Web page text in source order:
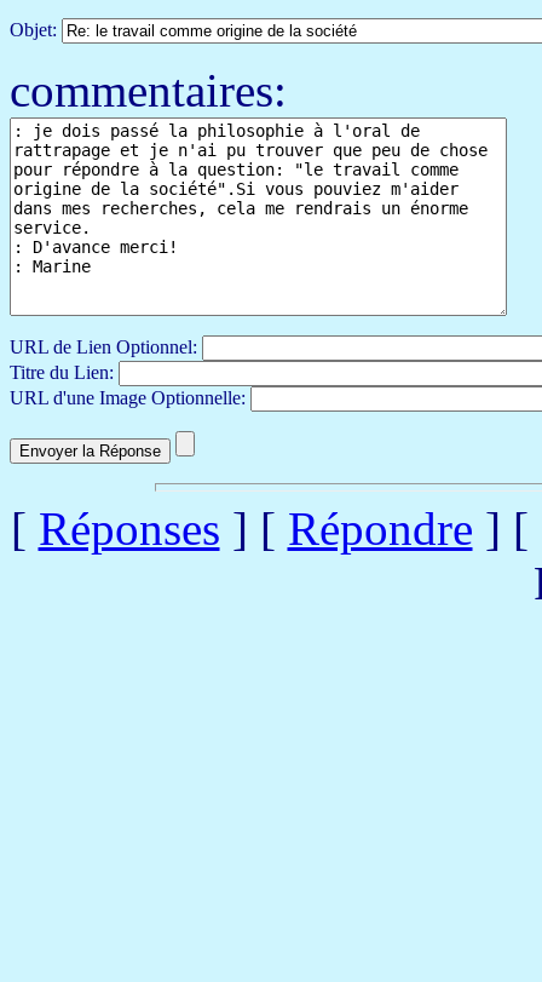
Objet:
commentaires:
URL de Lien Optionnel:
Titre du Lien:
URL d'une Image Optionnelle:
[ Réponses ] [ Répondre ] [